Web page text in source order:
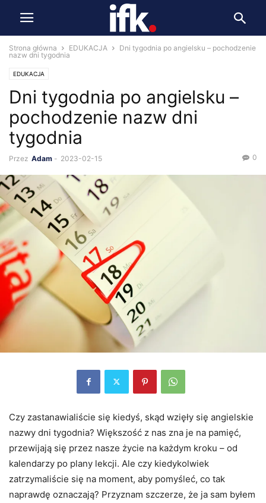
Strona główna EDUKACJA
Dni tygodnia po angielsku – pochodzenie
nazw dni tygodnia
EDUKACJA
Dni tygodnia po angielsku –
pochodzenie nazw dni
tygodnia
Przez Adam - 2023-02-15 0
Czy zastanawialiście się kiedyś, skąd wzięły się angielskie
nazwy dni tygodnia? Większość z nas zna je na pamięć,
przewijają się przez nasze życie na każdym kroku – od
kalendarzy po plany lekcji. Ale czy kiedykolwiek
zatrzymaliście się na moment, aby pomyśleć, co tak
naprawdę oznaczają? Przyznam szczerze, że ja sam byłem